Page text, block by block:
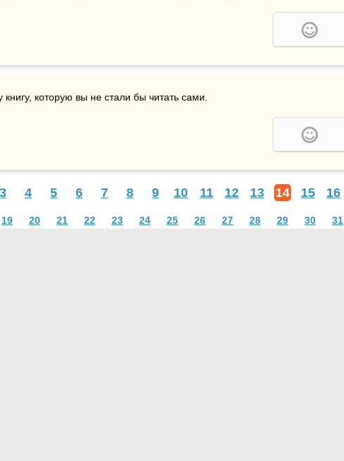
которую вы не стали бы читать сами.
3 4 5 6 7 8 9 10 11 12 13 14 15 16
19 20 21 22 23 24 25 26 27 28 29 30 31